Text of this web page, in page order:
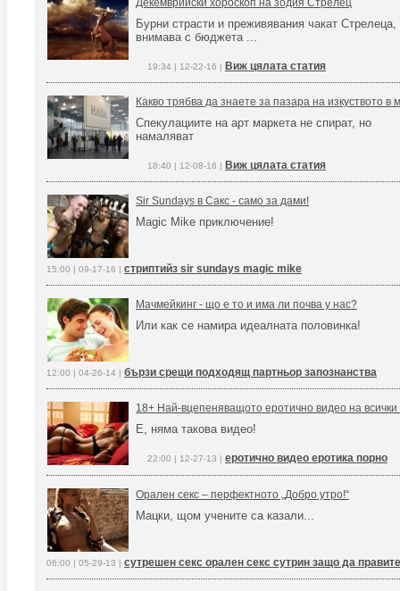
Декемврийски хороскоп на зодия Стрелец
Бурни страсти и преживявания чакат Стрелеца,
внимава с бюджета ...
19:34 | 12-22-16 | Виж цялата статия
Какво трябва да знаете за пазара на изкуството в
Спекулациите на арт маркета не спират, но
намаляват
18:40 | 12-08-16 | Виж цялата статия
Sir Sundays в Сакс - само за дами!
Magic Mike приключение!
15:00 | 09-17-16 | стриптийз sir sundays magic mike
Мачмейкинг - що е то и има ли почва у нас?
Или как се намира идеалната половинка!
12:00 | 04-26-14 | бързи срещи подходящ партньор запознанства
18+ Най-вцепеняващото еротично видео на
Е, няма такова видео!
22:00 | 12-27-13 | еротично видео еротика порно
Орален секс – перфектното „Добро утро!“
Мацки, щом учените са казали...
06:00 | 05-29-13 | сутрешен секс орален секс сутрин защо да